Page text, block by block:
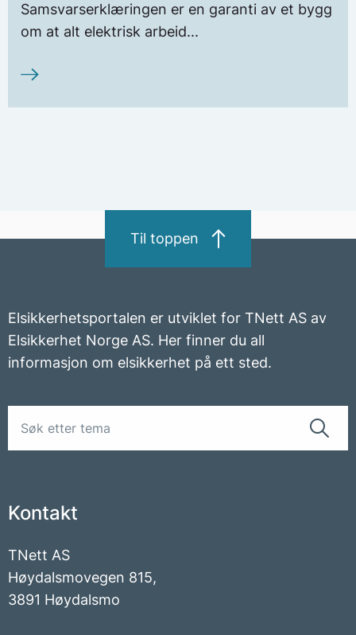
Samsvarserklæringen er en garanti av et bygg
om at alt elektrisk arbeid...
Til toppen
Elsikkerhetsportalen er utviklet for TNett AS av
Elsikkerhet Norge AS. Her finner du all
informasjon om elsikkerhet på ett sted.
Kontakt
TNett AS
Høydalsmovegen 815,
3891 Høydalsmo